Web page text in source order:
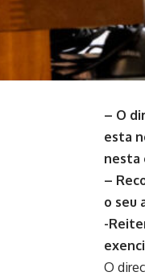
– O
esta
nesta
–
o seu
-
O